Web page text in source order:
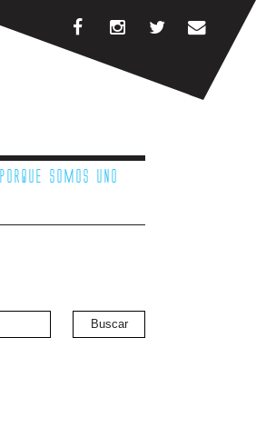
porque somos uno
Buscar